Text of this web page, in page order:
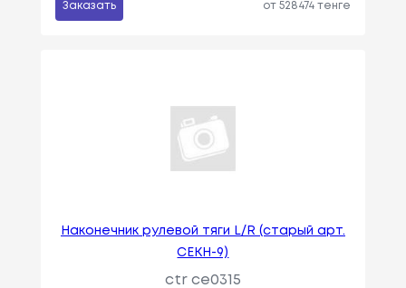
Заказать от 528474 тенге
Наконечник рулевой тяги L/R (старый арт.
CEKH-9)
ctr ce0315